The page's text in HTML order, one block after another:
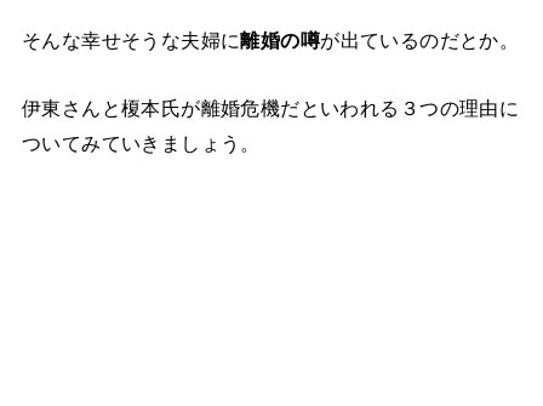
そんな幸せそうな夫婦に離婚の噂が出ているのだとか。
伊東さんと榎本氏が離婚危機だといわれる３つの理由に
ついてみていきましょう。